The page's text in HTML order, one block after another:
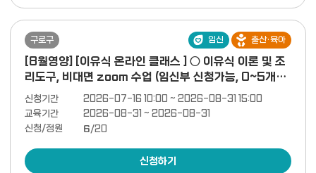
구로구 임신 출산·육아
[8월영양] [이유식 온라인 클래스 ] ○ 이유식 이론 및 조
리도구, 비대면 zoom 수업 (임신부 신청가능, 0~5개월)
[ 8/31 (월)]
신청기간
2026-07-16 10:00 ~ 2026-08-31 15:00
교육기간
2026-08-31 ~ 2026-08-31
신청/정원
6/20
신청하기